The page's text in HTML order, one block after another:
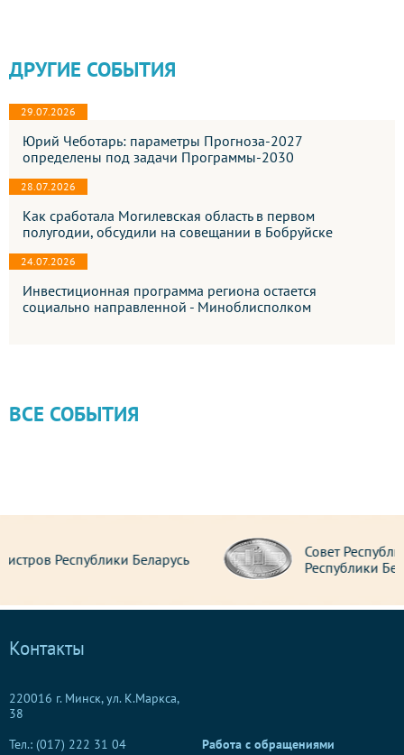
ДРУГИЕ СОБЫТИЯ
29.07.2026
Юрий Чеботарь: параметры Прогноза-2027
определены под задачи Программы-2030
28.07.2026
Как сработала Могилевская область в первом
полугодии, обсудили на совещании в Бобруйске
24.07.2026
Инвестиционная программа региона остается
социально направленной - Миноблисполком
ВСЕ СОБЫТИЯ
Совет Республики Национального собрания
Республики Беларусь
Контакты
220016 г. Минск, ул. К.Маркса,
38
Тел.: (017) 222 31 04
Работа с обращениями